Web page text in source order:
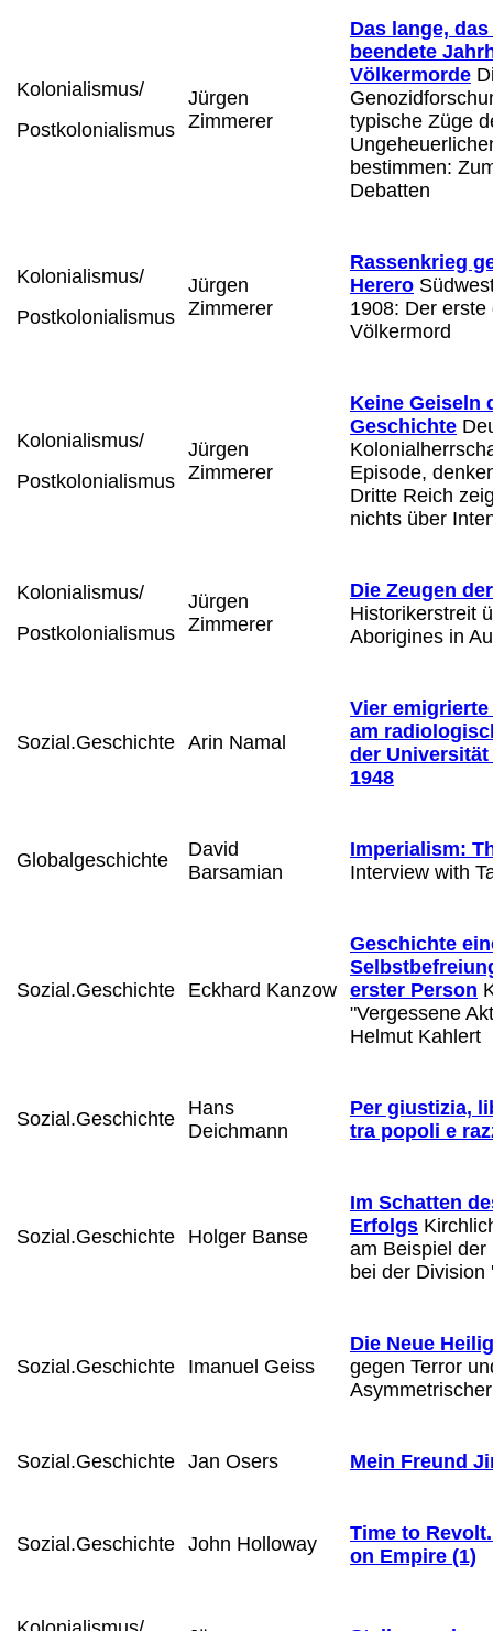
Kolonialismus/
Postkolonialismus
Jürgen
Zimmerer
Das lange,
beendete
Völkermorde
typische Züge
bestimmen:
Debatten
Kolonialismus/
Postkolonialismus
Jürgen
Zimmerer
Rassenkrieg
Herero
1908: Der erste
Völkermord
Kolonialismus/
Postkolonialismus
Jürgen
Zimmerer
Keine Geiseln
Geschichte
Episode,
Dritte Reich
nichts über
Kolonialismus/
Postkolonialismus
Jürgen
Zimmerer
Die Zeugen
Historikerstreit
Aborigines in
Sozial.Geschichte Arin Namal
Vier
am
der Universität
1948
Globalgeschichte
David
Barsamian
Imperialism:
Interview with
Sozial.Geschichte Eckhard Kanzow
Geschichte
erster Person
"Vergessene
Helmut Kahlert
Sozial.Geschichte
Hans
Deichmann
Per giustizia,
tra popoli e
Sozial.Geschichte Holger Banse
Im Schatten
Erfolgs
am Beispiel der
bei der Division
Sozial.Geschichte Imanuel Geiss
Die Neue
gegen Terror
Sozial.Geschichte Jan Osers Mein Freund
Sozial.Geschichte John Holloway
Time to
on Empire (1)